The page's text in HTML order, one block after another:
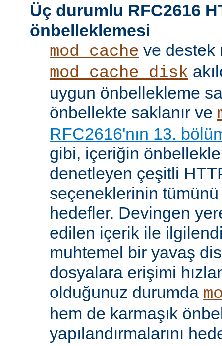
Üç durumlu RFC2616
önbelleklemesi
mod_cache ve destek
mod_cache_disk
uygun önbellekleme
önbellekte saklanır ve
RFC2616'nın 13.
gibi, içeriğin
denetleyen çeşitli
seçeneklerinin tümünü
hedefler. Devingen
edilen içerik ile
muhtemel bir yavaş
dosyalara erişimi
olduğunuz durumda
hem de karmaşık
yapılandırmalarını